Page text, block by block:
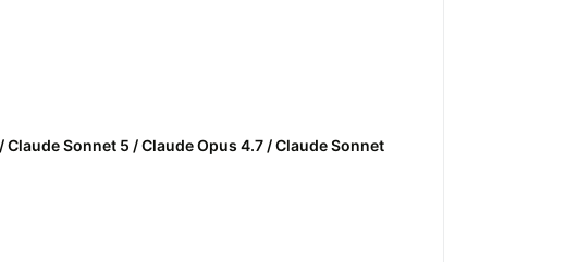
Claude Sonnet 5 / Claude Opus 4.7 / Claude Sonnet